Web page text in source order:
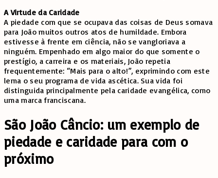
A Virtude da Caridade
A piedade com que se ocupava das coisas de Deus somava
para João muitos outros atos de humildade. Embora
estivesse à frente em ciência, não se vangloriava a
ninguém. Empenhado em algo maior do que somente o
prestígio, a carreira e os materiais, João repetia
frequentemente: “Mais para o alto!”, exprimindo com este
lema o seu programa de vida ascética. Sua vida foi
distinguida principalmente pela caridade evangélica, como
uma marca franciscana.
São João Câncio: um exemplo de
piedade e caridade para com o
próximo